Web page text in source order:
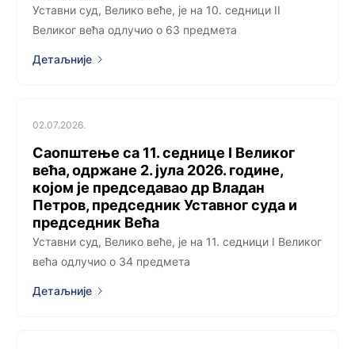
Уставни суд, Велико веће, је на 10. седници II
Великог већа одлучио о 63 предмета
Детаљније
02.07.2026.
Саопштење са 11. седницe I Великог
већа, одржанe 2. јула 2026. године,
којoм је председавао др Владан
Петров, председник Уставног суда и
председник Већа
Уставни суд, Велико веће, је на 11. седници I Великог
већа одлучио о 34 предмета
Детаљније